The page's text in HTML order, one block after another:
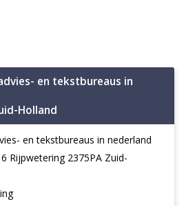
en tekstbureaus in
Holland
en tekstbureaus in nederland
Rijpwetering 2375PA Zuid-